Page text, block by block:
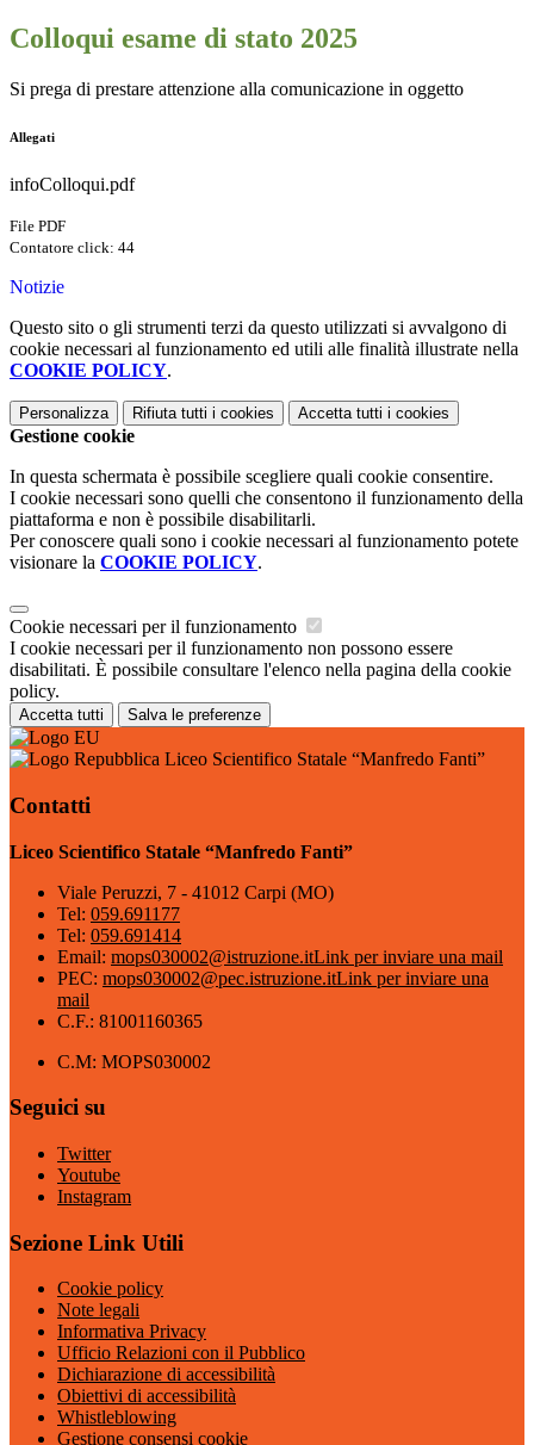
Colloqui esame di stato 2025
Si prega di prestare attenzione alla comunicazione in oggetto
Allegati
infoColloqui.pdf
File PDF
Contatore click: 44
Notizie
Questo sito o gli strumenti terzi da questo utilizzati si avvalgono di
cookie necessari al funzionamento ed utili alle finalità illustrate nella
COOKIE POLICY.
Personalizza Rifiuta tutti i cookies Accetta tutti i cookies
Gestione cookie
In questa schermata è possibile scegliere quali cookie consentire.
I cookie necessari sono quelli che consentono il funzionamento della
piattaforma e non è possibile disabilitarli.
Per conoscere quali sono i cookie necessari al funzionamento potete
visionare la COOKIE POLICY.
Cookie necessari per il funzionamento
I cookie necessari per il funzionamento non possono essere
disabilitati. È possibile consultare l'elenco nella pagina della cookie
policy.
Accetta tutti Salva le preferenze
Liceo Scientifico Statale “Manfredo Fanti”
Contatti
Liceo Scientifico Statale “Manfredo Fanti”
Viale Peruzzi, 7 - 41012 Carpi (MO)
Tel: 059.691177
Tel: 059.691414
Email: mops030002@istruzione.itLink per inviare una mail
PEC: mops030002@pec.istruzione.itLink per inviare una
mail
C.F.: 81001160365
C.M: MOPS030002
Seguici su
Twitter
Youtube
Instagram
Sezione Link Utili
Cookie policy
Note legali
Informativa Privacy
Ufficio Relazioni con il Pubblico
Dichiarazione di accessibilità
Obiettivi di accessibilità
Whistleblowing
Gestione consensi cookie